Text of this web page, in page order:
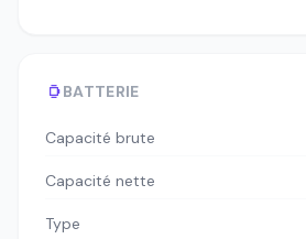
BATTERIE
Capacité brute
Capacité nette
Type